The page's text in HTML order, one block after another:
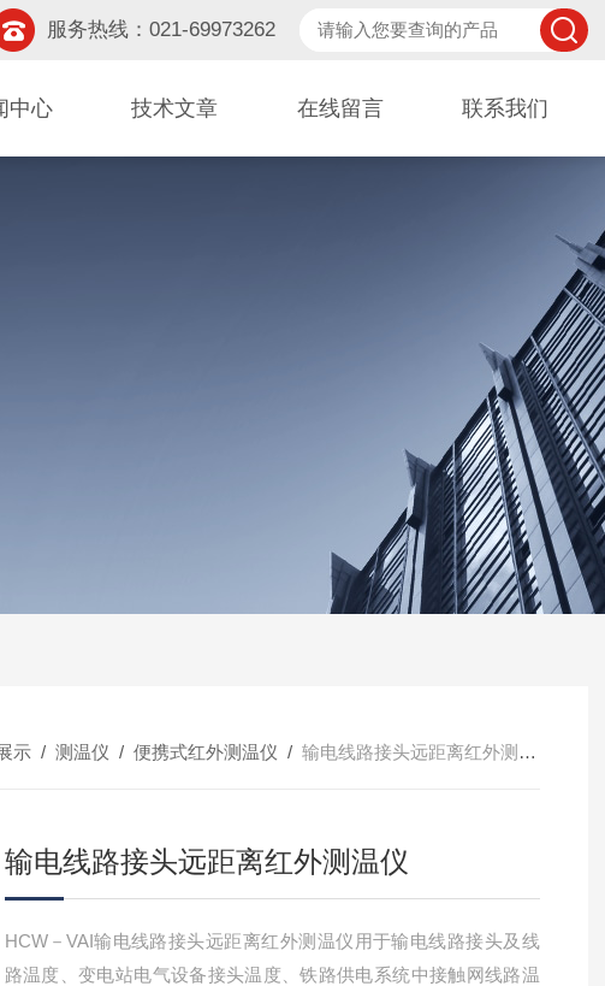
服务热线：021-69973262
中心 技术文章 在线留言 联系我们
示/ 测温仪 / 便携式红外测温仪 / 输电线路接头远距离红外测温仪
输电线路接头远距离红外测温仪
HCW－VAI输电线路接头远距离红外测温仪用于输电线路接头及线
路温度、变电站电气设备接头温度、铁路供电系统中接触网线路温